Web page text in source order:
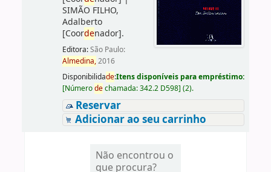
SIMÃO FILHO,
Adalberto
[Coordenador].
Editora:São Paulo:
Almedina,2016
Disponibilidade:Itens disponíveis para empréstimo:
[Númerodechamada:342.2 D598] (2).
Reservar
Adicionar ao seu carrinho
Não encontrou o
que procura?